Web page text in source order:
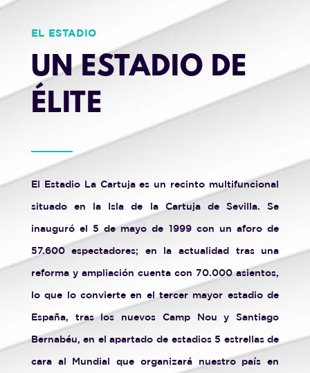
EL ESTADIO
UN ESTADIO DE
ÉLITE
El Estadio La Cartuja es un recinto multifuncional
situado en la Isla de la Cartuja de Sevilla. Se
inauguró el 5 de mayo de 1999 con un aforo de
57.600 espectadores; en la actualidad tras una
reforma y ampliación cuenta con 70.000 asientos,
lo que lo convierte en el tercer mayor estadio de
España, tras los nuevos Camp Nou y Santiago
Bernabéu, en el apartado de estadios 5 estrellas de
cara al Mundial que organizará nuestro país en